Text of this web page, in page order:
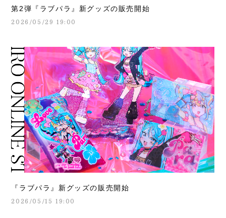
第2弾『ラブパラ』新グッズの販売開始
2026/05/29 19:00
『ラブパラ』新グッズの販売開始
2026/05/15 19:00